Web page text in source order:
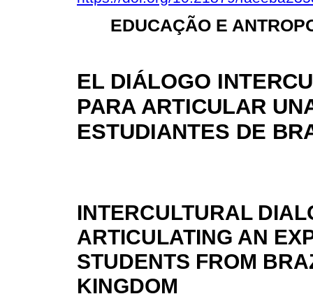
EDUCAÇÃO E
EL DIÁLOGO
PARA ARTICULAR
ESTUDIANTES DE
INTERCULTURAL
ARTICULATING AN
STUDENTS FROM
KINGDOM